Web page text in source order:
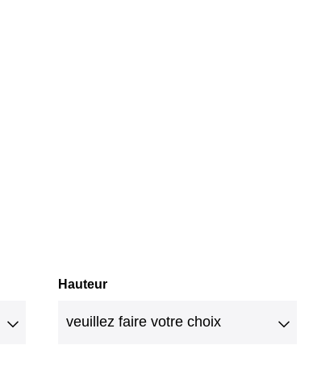
Hauteur